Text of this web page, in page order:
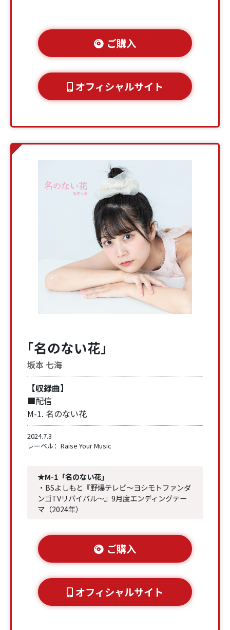
ご購入
オフィシャルサイト
「名のない花」
坂本 七海
【収録曲】
■配信
M-1. 名のない花
2024.7.3
レーベル：Raise Your Music
★M-1「名のない花」
・BSよしもと『野爆テレビ～ヨシモトファンダ
ンゴTVリバイバル～』9月度エンディングテー
マ（2024年）
ご購入
オフィシャルサイト